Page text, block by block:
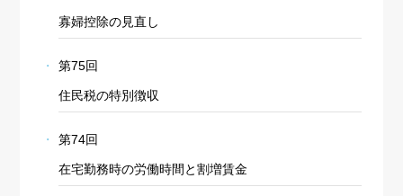
寡婦控除の見直し
第75回
住民税の特別徴収
第74回
在宅勤務時の労働時間と割増賃金